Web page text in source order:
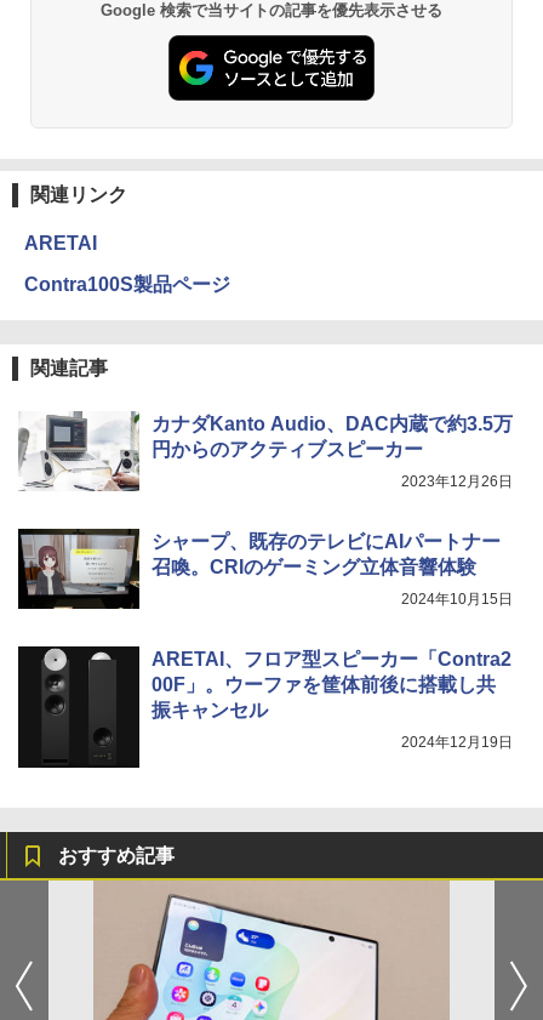
Google 検索で当サイトの記事を優先表示させる
関連リンク
ARETAI
Contra100S製品ページ
関連記事
カナダKanto Audio、DAC内蔵で約3.5万
円からのアクティブスピーカー
2023年12月26日
シャープ、既存のテレビにAIパートナー
召喚。CRIのゲーミング立体音響体験
2024年10月15日
ARETAI、フロア型スピーカー「Contra2
00F」。ウーファを筐体前後に搭載し共
振キャンセル
2024年12月19日
おすすめ記事